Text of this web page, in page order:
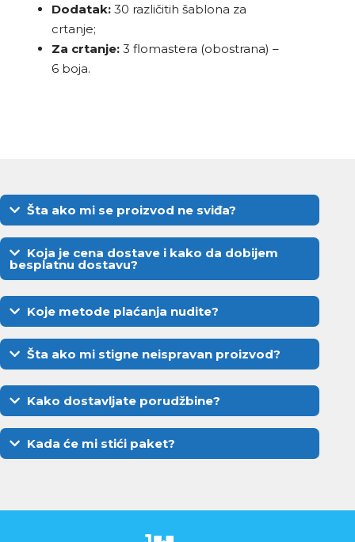
Dodatak: 30 različitih šablona za
crtanje;
Za crtanje: 3 flomastera (obostrana) –
6 boja.
Šta ako mi se proizvod ne sviđa?
Koja je cena dostave i kako da dobijem
besplatnu dostavu?
Koje metode plaćanja nudite?
Šta ako mi stigne neispravan proizvod?
Kako dostavljate porudžbine?
Kada će mi stići paket?